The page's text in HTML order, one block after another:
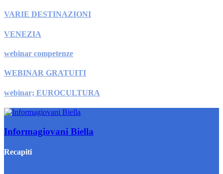
VARIE DESTINAZIONI
VENEZIA
webinar competenze
WEBINAR GRATUITI
webinar; EUROCULTURA
Informagiovani Biella
Recapiti